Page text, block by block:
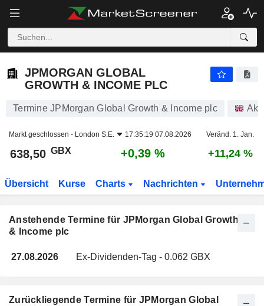
JPMORGAN GLOBAL
GROWTH & INCOME PLC
Termine JPMorgan Global Growth & Income plc
Markt geschlossen - London S.E. 17:35:19 07.08.2026 Veränd. 1. Jan.
638,50 GBX +0,39 % +11,24 %
Übersicht Kurse Charts Nachrichten
Anstehende Termine für JPMorgan Global Growth
& Income plc
27.08.2026 Ex-Dividenden-Tag - 0.062 GBX
Zurückliegende Termine für JPMorgan Global